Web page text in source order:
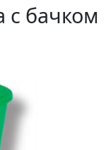
с бачком